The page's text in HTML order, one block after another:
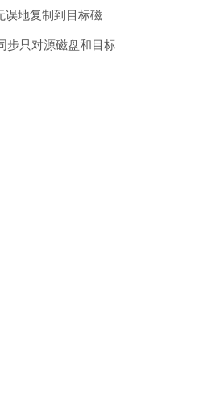
误地复制到目标磁
步只对源磁盘和目标